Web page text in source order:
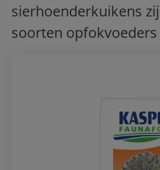
sierhoenderkuikens
soorten